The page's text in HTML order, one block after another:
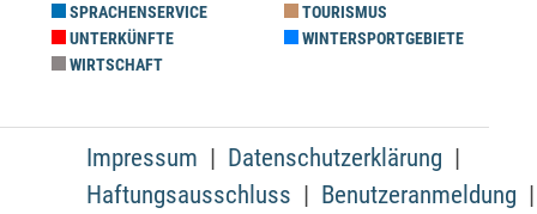
SPRACHENSERVICE
TOURISMUS
UNTERKÜNFTE
WINTERSPORTGEBIETE
WIRTSCHAFT
Impressum
Datenschutzerklärung
Haftungsausschluss
Benutzeranmeldung